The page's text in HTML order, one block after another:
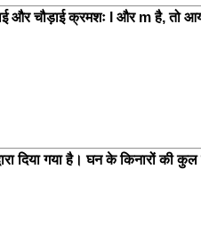
और चौड़ाई क्रमशः l और m है, तो
दिया गया है। घन के किनारों की